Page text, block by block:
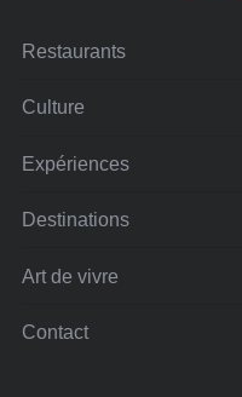
Restaurants
Culture
Expériences
Destinations
Art de vivre
Contact